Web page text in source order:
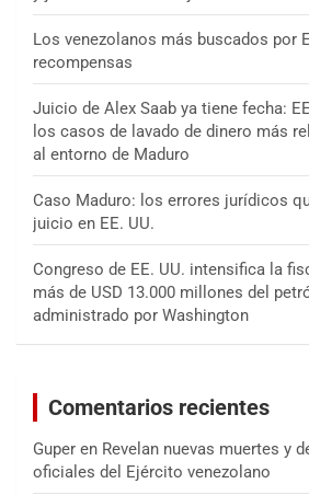
Los venezolanos más buscados por
recompensas
Juicio de Alex Saab ya tiene fecha:
los casos de lavado de dinero más
al entorno de Maduro
Caso Maduro: los errores jurídicos
juicio en EE. UU.
Congreso de EE. UU. intensifica la
más de USD 13.000 millones del
administrado por Washington
Comentarios recientes
Guper en Revelan nuevas muertes y
oficiales del Ejército venezolano